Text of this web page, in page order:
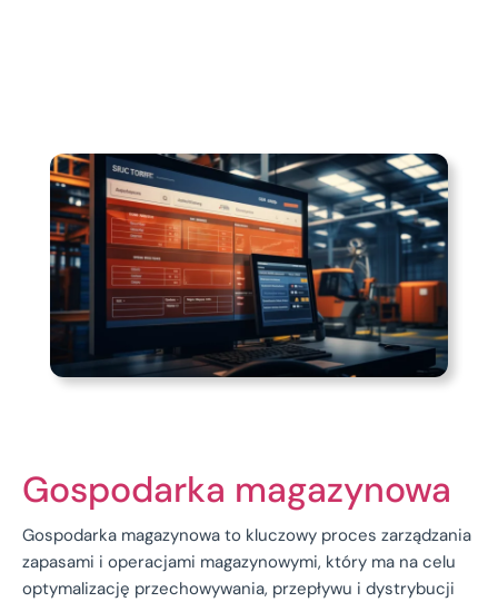
Gospodarka magazynowa
Gospodarka magazynowa to kluczowy proces zarządzania
zapasami i operacjami magazynowymi, który ma na celu
optymalizację przechowywania, przepływu i dystrybucji